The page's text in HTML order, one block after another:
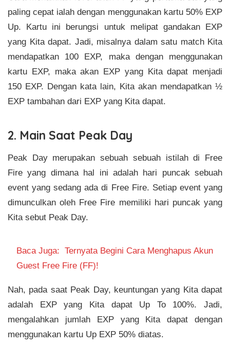
paling cepat ialah dengan menggunakan kartu 50% EXP
Up. Kartu ini berungsi untuk melipat gandakan EXP
yang Kita dapat. Jadi, misalnya dalam satu match Kita
mendapatkan 100 EXP, maka dengan menggunakan
kartu EXP, maka akan EXP yang Kita dapat menjadi
150 EXP. Dengan kata lain, Kita akan mendapatkan ½
EXP tambahan dari EXP yang Kita dapat.
2. Main Saat Peak Day
Peak Day merupakan sebuah sebuah istilah di Free
Fire yang dimana hal ini adalah hari puncak sebuah
event yang sedang ada di Free Fire. Setiap event yang
dimunculkan oleh Free Fire memiliki hari puncak yang
Kita sebut Peak Day.
Baca Juga: Ternyata Begini Cara Menghapus Akun
Guest Free Fire (FF)!
Nah, pada saat Peak Day, keuntungan yang Kita dapat
adalah EXP yang Kita dapat Up To 100%. Jadi,
mengalahkan jumlah EXP yang Kita dapat dengan
menggunakan kartu Up EXP 50% diatas.